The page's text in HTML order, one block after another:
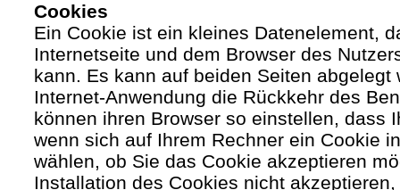
Cookies
Ein Cookie ist ein kleines Datenelement,
Internetseite und dem Browser des
kann. Es kann auf beiden Seiten abgelegt
Internet-Anwendung die Rückkehr des
können ihren Browser so einstellen, dass
wenn sich auf Ihrem Rechner ein Cookie
wählen, ob Sie das Cookie akzeptieren
Installation des Cookies nicht